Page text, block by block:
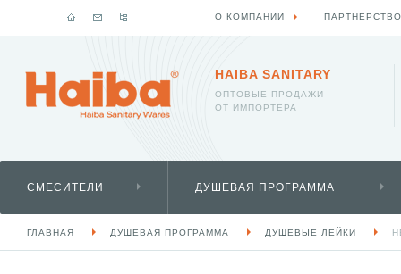
HAIBA SANITARY
ОПТОВЫЕ ПРОДАЖИ
ОТ ИМПОРТЕРА
СМЕСИТЕЛИ ДУШЕВАЯ ПРОГРАММА
ГЛАВНАЯ ДУШЕВАЯ ПРОГРАММА ДУШЕВЫЕ ЛЕЙКИ
О КОМПАНИИ ПАРТНЕРСТВО